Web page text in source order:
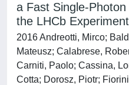
a Fast Single-
the LHCb
2016 Andreotti, Mirco;
Mateusz; Calabrese,
Carniti, Paolo; Cassina,
Cotta; Dorosz, Piotr;